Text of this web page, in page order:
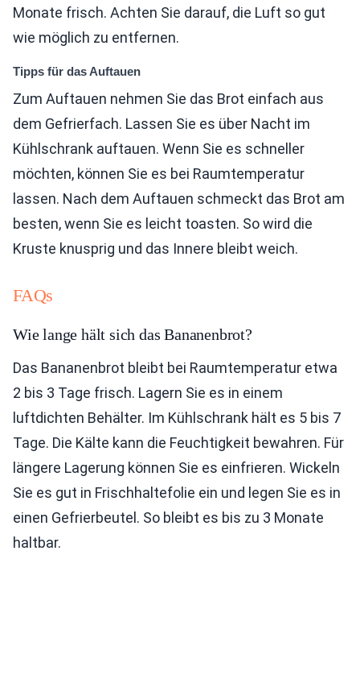
Monate frisch. Achten Sie darauf, die Luft so gut
wie möglich zu entfernen.
Tipps für das Auftauen
Zum Auftauen nehmen Sie das Brot einfach aus
dem Gefrierfach. Lassen Sie es über Nacht im
Kühlschrank auftauen. Wenn Sie es schneller
möchten, können Sie es bei Raumtemperatur
lassen. Nach dem Auftauen schmeckt das Brot am
besten, wenn Sie es leicht toasten. So wird die
Kruste knusprig und das Innere bleibt weich.
FAQs
Wie lange hält sich das Bananenbrot?
Das Bananenbrot bleibt bei Raumtemperatur etwa
2 bis 3 Tage frisch. Lagern Sie es in einem
luftdichten Behälter. Im Kühlschrank hält es 5 bis 7
Tage. Die Kälte kann die Feuchtigkeit bewahren. Für
längere Lagerung können Sie es einfrieren. Wickeln
Sie es gut in Frischhaltefolie ein und legen Sie es in
einen Gefrierbeutel. So bleibt es bis zu 3 Monate
haltbar.